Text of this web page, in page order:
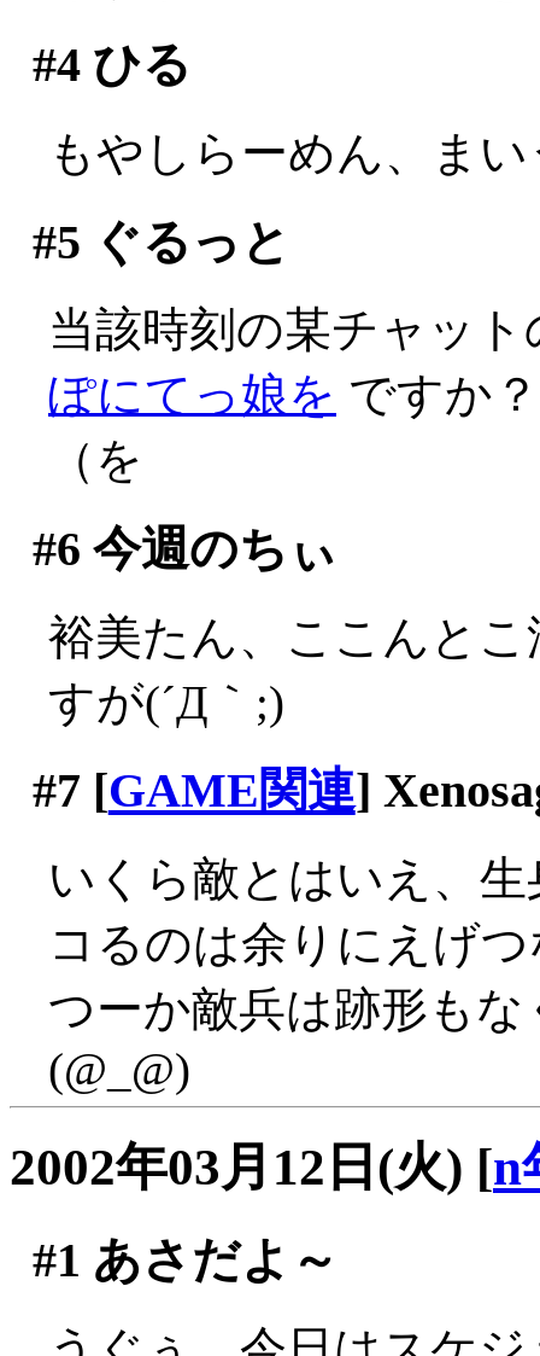
#4ひる
もやしらーめん、ま
#5 ぐるっと
当該時刻の某チャッ
ぽにてっ娘を ですか
（を
#6 今週のちぃ
裕美たん、ここんと
すが(´Д｀;)
#7 [GAME関連]
いくら敵とはいえ、
コるのは余りにえげ
つーか敵兵は跡形も
(@_@)
2002年03月12日(火) [n
#1 あさだよ～